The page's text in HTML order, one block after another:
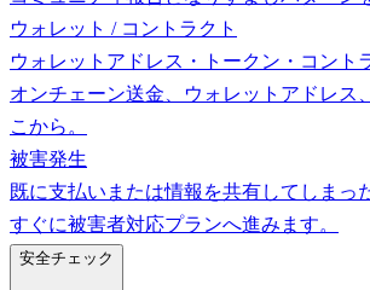
ウォレット / コントラクト
ウォレットアドレス・トークン・コント
オンチェーン送金、ウォレットアドレス
こから。
被害発生
既に支払いまたは情報を共有してしまっ
すぐに被害者対応プランへ進みます。
安全チェック